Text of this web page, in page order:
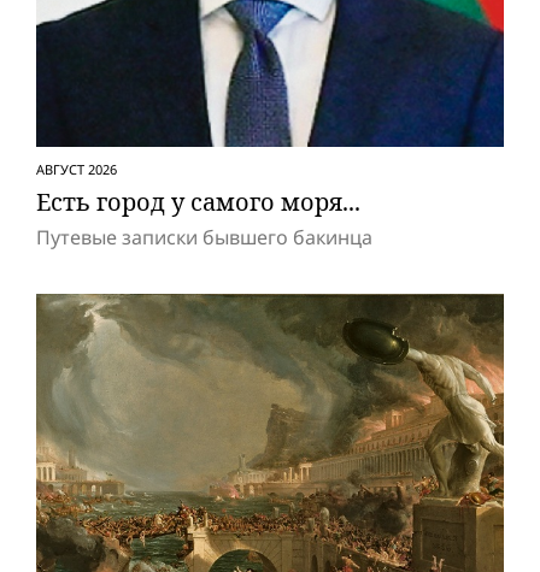
АВГУСТ 2026
Есть город у самого моря...
Путевые записки бывшего бакинца